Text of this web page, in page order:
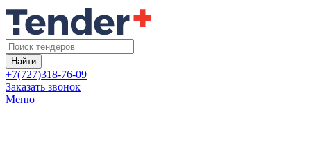
Найти
+7(727)318-76-09
Заказать звонок
Меню